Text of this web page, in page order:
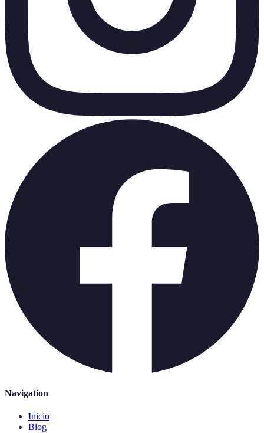
Navigation
Inicio
Blog